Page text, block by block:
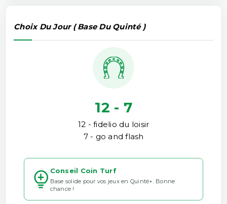
Choix Du Jour ( Base Du Quinté )
12 - 7
12 - fidelio du loisir
7 - go and flash
Conseil Coin Turf
Base solide pour vos jeux en Quinté+. Bonne
chance !